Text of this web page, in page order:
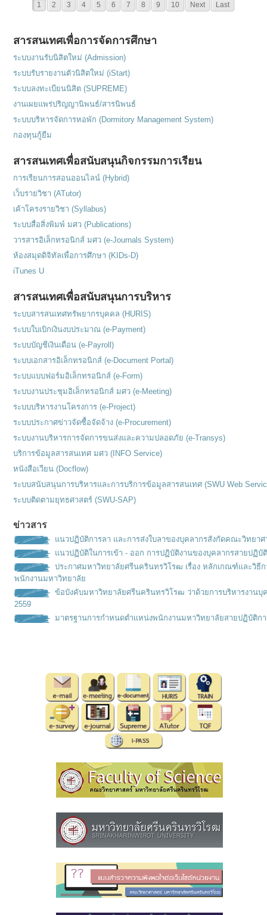
1 2 3 4 5 6 7 8 9 10 Next Last
สารสนเทศเพื่อการจัดการศึกษา
ระบบงานรับนิสิตใหม่ (Admission)
ระบบรับรายงานตัวนิสิตใหม่ (iStart)
ระบบลงทะเบียนนิสิต (SUPREME)
งานเผยแพร่ปริญญานิพนธ์/สารนิพนธ์
ระบบบริหารจัดการหอพัก (Dormitory Management System)
กองทุนกู้ยืม
สารสนเทศเพื่อสนับสนุนกิจกรรมการเรียน
การเรียนการสอนออนไลน์ (Hybrid)
เว็บรายวิชา (ATutor)
เค้าโครงรายวิชา (Syllabus)
ระบบสื่อสิ่งพิมพ์ มศว (Publications)
วารสารอิเล็กทรอนิกส์ มศว (e-Journals System)
ห้องสมุดดิจิทัลเพื่อการศึกษา (KIDs-D)
iTunes U
สารสนเทศเพื่อสนับสนุนการบริหาร
ระบบสารสนเทศทรัพยากรบุคคล (HURIS)
ระบบใบเบิกเงินงบประมาณ (e-Payment)
ระบบบัญชีเงินเดือน (e-Payroll)
ระบบเอกสารอิเล็กทรอนิกส์ (e-Document Portal)
ระบบแบบฟอร์มอิเล็กทรอนิกส์ (e-Form)
ระบบงานประชุมอิเล็กทรอนิกส์ มศว (e-Meeting)
ระบบบริหารงานโครงการ (e-Project)
ระบบประกาศข่าวจัดซื้อจัดจ้าง (e-Procurement)
ระบบงานบริหารการจัดการขนส่งและความปลอดภัย (e-Transys)
บริการข้อมูลสารสนเทศ มศว (INFO Service)
หนังสือเวียน (Docflow)
ระบบสนับสนุนการบริหารและการบริการข้อมูลสารสนเทศ (SWU Web
ระบบติดตามยุทธศาสตร์ (SWU-SAP)
ข่าวสาร
แนวปฏิบัติการลา และการส่งใบลาของบุคลากรสังกัดคณะวิทยาศ
แนวปฏิบัติในการเข้า - ออก การปฏิบัติงานของบุคลากรสายปฏิบั
ประกาศมหาวิทยาลัยศรีนครินทรวิโรฒ เรื่อง หลักเกณฑ์เเละวิธี
พนักงานมหาวิทยาลัย
ข้อบังคับมหาวิทยาลัยศรีนครินทรวิโรฒ ว่าด้วยการบริหารงาน
2559
มาตรฐานการกำหนดตำเเหน่งพนักงานมหาวิทยาลัยสายปฏิบัติก